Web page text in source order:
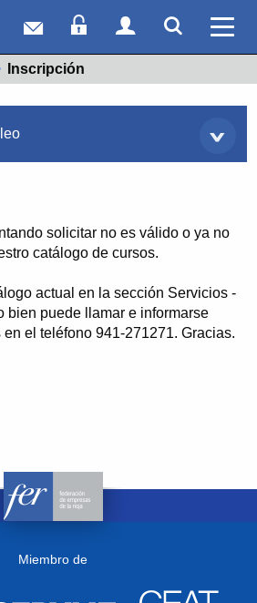
Correo webAcceso Socios
Acceso
Actual:
Inscripción
solicitar no es válido o ya no
catálogo de cursos.
actual en la sección Servicios -
bien puede llamar e informarse
el teléfono 941-271271. Gracias.
Miembro de